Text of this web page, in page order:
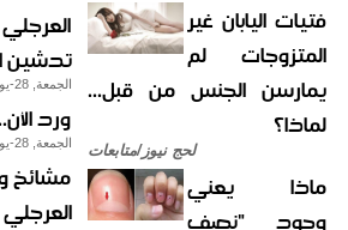
فتيات اليابان غير
المتزوجات لم
يمارسن الجنس من قبل...
لماذا؟
لحج نيوز/متابعات
ماذا يعني
وجود "نصف
تدشين
الجمعة, 28-يوليو-2017
ورد
الجمعة, 28-يوليو-2017
مشائخ
العرجلي